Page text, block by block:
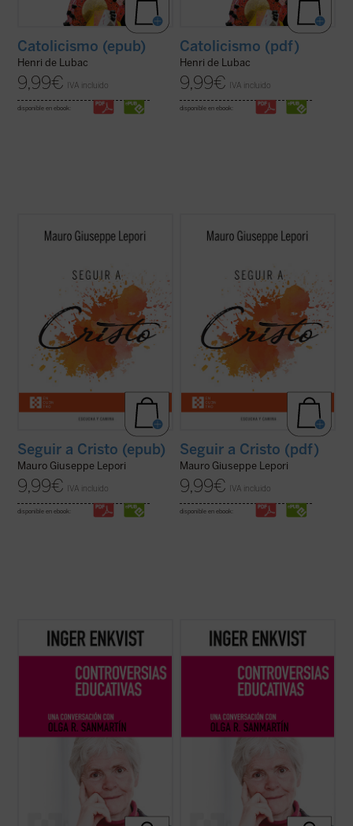
Catolicismo (epub)
Henri de Lubac
9,99€ IVA incluido
disponible en ebook:
Catolicismo (pdf)
Henri de Lubac
9,99€ IVA incluido
disponible en ebook:
estudio, que pueda enseñar algo tan grande
enseñanzas que el P. Mauro Lepori ofrece,
Seguir a Cristo (epub)
Mauro Giuseppe Lepori
9,99€ IVA incluido
disponible en ebook:
estudio, que pueda enseñar algo tan grande
enseñanzas que el P. Mauro Lepori ofrece,
Seguir a Cristo (pdf)
Mauro Giuseppe Lepori
9,99€ IVA incluido
disponible en ebook:
La experta educativa sueca Inger Enkvist y
la periodista Olga R. Sanmartín abordan en
terreno de la educación: la tensión entre el
modelo inclusivo y el diferenciado, ... (ver
La experta educativa sueca Inger Enkvist y
la periodista Olga R. Sanmartín abordan en
terreno de la educación: la tensión entre el
modelo inclusivo y el diferenciado, ... (ver